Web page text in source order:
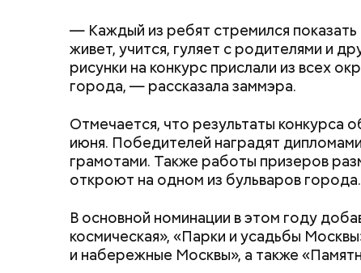
— Каждый из ребят стремился показать
живет, учится, гуляет с родителями и
рисунки на конкурс прислали из всех
города, — рассказала заммэра.
Отмечается, что результаты конкурса
июня. Победителей наградят
грамотами. Также работы призеров
откроют на одном из бульваров города.
В основной номинации в этом году
космическая», «Парки и усадьбы
и набережные Москвы», а также
способом».